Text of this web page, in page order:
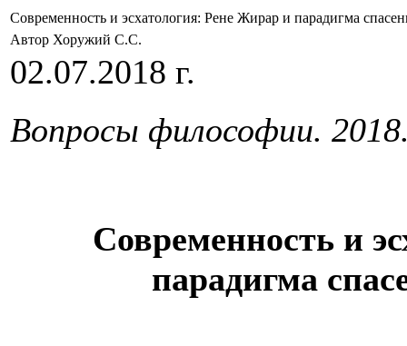
Современность и эсхатология: Рене Жирар и парадигма
Автор Хоружий С.С.
02.07.2018 г.
Вопросы философии.
Современность и
парадигма